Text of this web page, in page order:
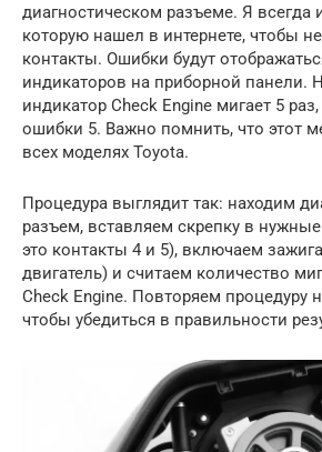
диагностическом разъеме. Я всегда
которую нашел в интернете, чтобы
контакты. Ошибки будут
индикаторов на приборной панели.
индикатор Check Engine мигает 5
ошибки 5. Важно помнить, что этот
всех моделях Toyota.
Процедура выглядит так: находим
разъем, вставляем скрепку в
это контакты 4 и 5), включаем
двигатель) и считаем количество
Check Engine. Повторяем процедуру
чтобы убедиться в правильности